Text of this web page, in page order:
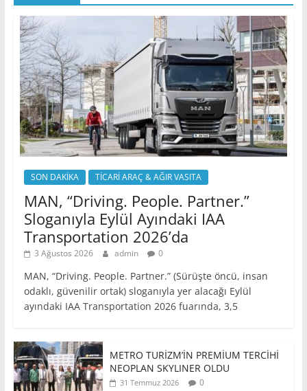
SON DAKİKA TİCARİ ARAÇ & AĞIR VASITA
MAN, “Driving. People. Partner.”
Sloganıyla Eylül Ayındaki IAA
Transportation 2026’da
3 Ağustos 2026 admin 0
MAN, “Driving. People. Partner.” (Sürüşte öncü, insan
odaklı, güvenilir ortak) sloganıyla yer alacağı Eylül
ayındaki IAA Transportation 2026 fuarında, 3,5
METRO TURİZM’İN PREMİUM TERCİHİ
NEOPLAN SKYLINER OLDU
31 Temmuz 2026 0